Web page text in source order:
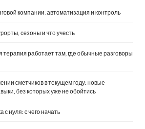
компании: автоматизация и контроль
сезоны и что учесть
терапия работает там, где обычные разговоры
сметчиков в текущем году: новые
без которых уже не обойтись
с нуля: с чего начать